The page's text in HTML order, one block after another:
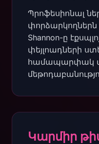
Պրոֆեսիոնալ
Shannon-ը
փեյլոադների
համապարփակ
Կարմիր